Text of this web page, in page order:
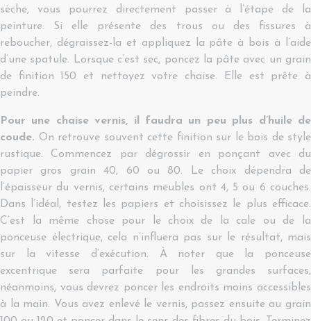
sèche, vous pourrez directement passer à l’étape de la
peinture. Si elle présente des trous ou des fissures à
reboucher, dégraissez-la et appliquez la pâte à bois à l’aide
d’une spatule. Lorsque c’est sec, poncez la pâte avec un grain
de finition 150 et nettoyez votre chaise. Elle est prête à
peindre.
Pour une chaise vernis, il faudra un peu plus d’huile de
coude. On retrouve souvent cette finition sur le bois de style
rustique. Commencez par dégrossir en ponçant avec du
papier gros grain 40, 60 ou 80. Le choix dépendra de
l’épaisseur du vernis, certains meubles ont 4, 5 ou 6 couches.
Dans l’idéal, testez les papiers et choisissez le plus efficace.
C’est la même chose pour le choix de la cale ou de la
ponceuse électrique, cela n’influera pas sur le résultat, mais
sur la vitesse d’exécution. À noter que la ponceuse
excentrique sera parfaite pour les grandes surfaces,
néanmoins, vous devrez poncer les endroits moins accessibles
à la main. Vous avez enlevé le vernis, passez ensuite au grain